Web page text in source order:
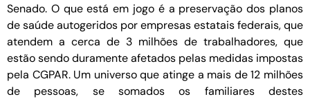
Senado. O que está em jogo é a preservação dos planos
de saúde autogeridos por empresas estatais federais, que
atendem a cerca de 3 milhões de trabalhadores, que
estão sendo duramente afetados pelas medidas impostas
pela CGPAR. Um universo que atinge a mais de 12 milhões
de pessoas, se somados os familiares destes